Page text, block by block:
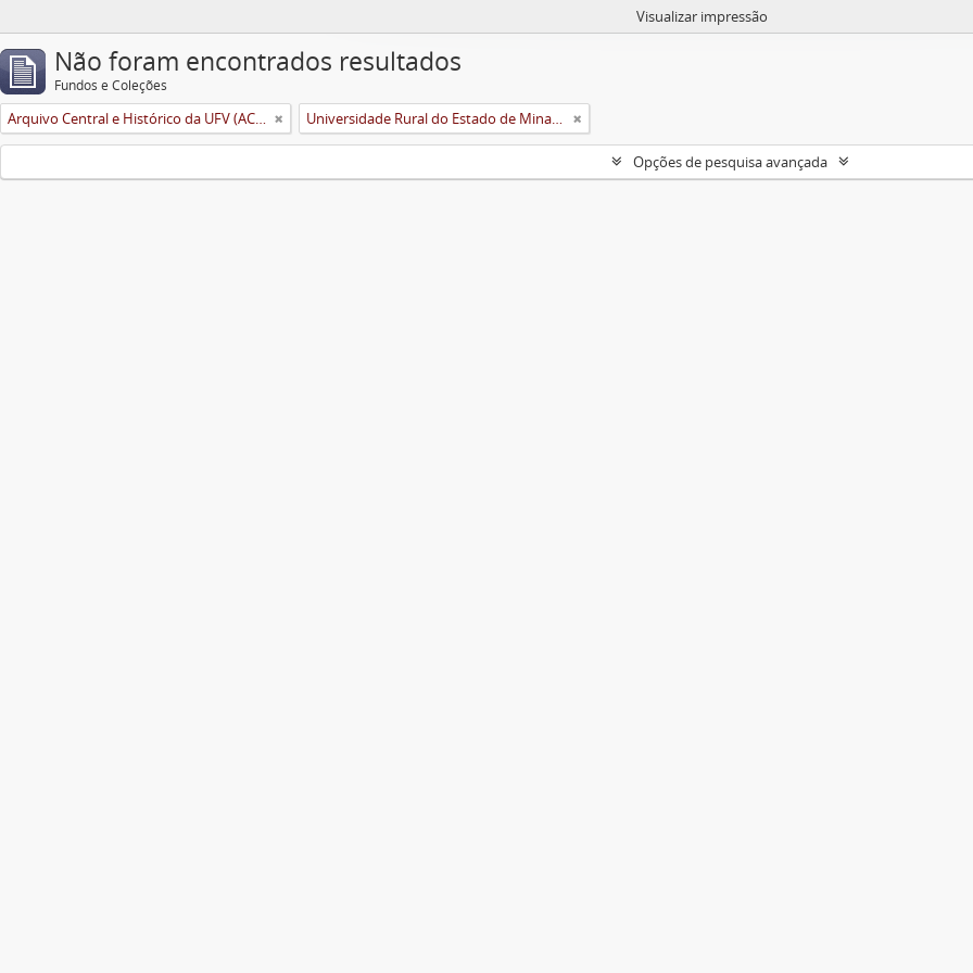
Visualizar impressão
Não foram encontrados resultados
Fundos e Coleções
Arquivo Central e Histórico da UFV (ACH-UFV) Universidade Rural do Estado de Minas Gerais (Uremg)
Opções de pesquisa avançada